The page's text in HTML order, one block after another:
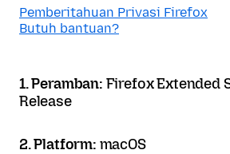
Pemberitahuan Privasi Firefox
Butuh bantuan?
1. Peramban: Firefox Extended
Release
2. Platform: macOS